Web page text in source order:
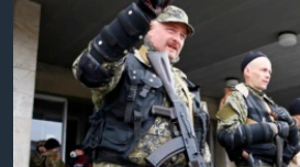
ອິດສະຫຼະພາບດ້ານການຂ່າວ
ຊີວິດຊາວລາວ
ຊຸມຊົນຊາວລາວ
ວິທະຍາສາດ-ເທັກໂນໂລຈີ